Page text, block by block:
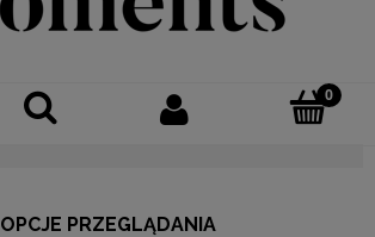
OPCJE PRZEGLĄDANIA